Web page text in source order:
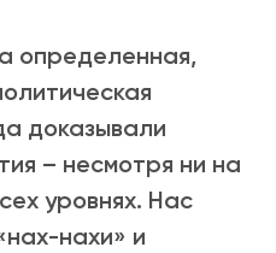
определенная,
доказывали
– несмотря ни на
уровнях. Нас
нахи» и